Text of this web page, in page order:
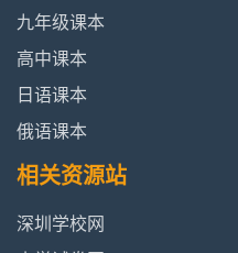
九年级课本
高中课本
日语课本
俄语课本
相关资源站
深圳学校网